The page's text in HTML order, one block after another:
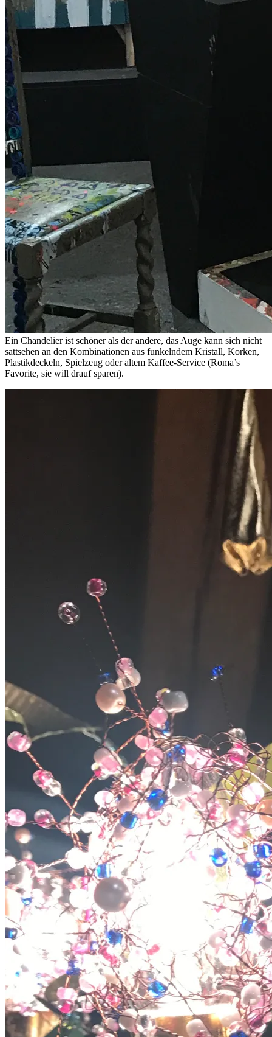
Ein Chandelier ist schöner als der andere, das Auge kann sich nicht
sattsehen an den Kombinationen aus funkelndem Kristall, Korken,
Plastikdeckeln, Spielzeug oder altem Kaffee-Service (Roma’s
Favorite, sie will drauf sparen).